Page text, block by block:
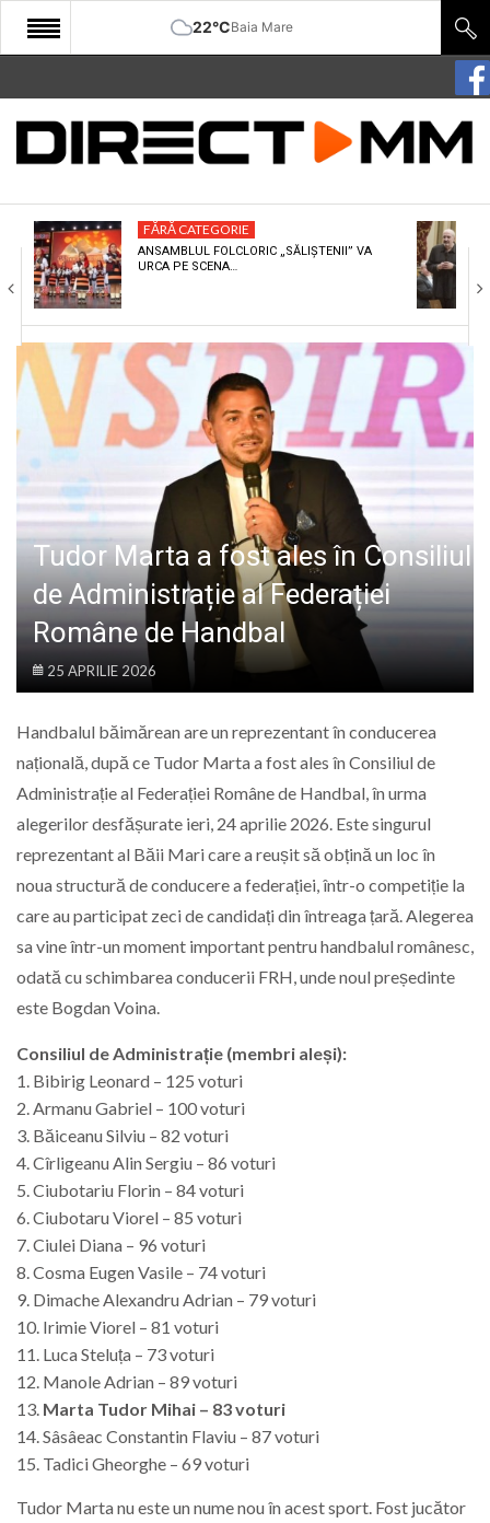
22°CBaia Mare
START
COMUNITATE
CULTURA
ECONOMIE
SANATATE
SPORT
SPECIAL
POLITIC
LIFE
FĂRĂ CATEGORIE
ANSAMBLUL FOLCLORIC „SĂLIȘTENII” VA
URCA PE SCENA…
Tudor Marta a fost ales în Consiliul
de Administrație al Federației
Române de Handbal
25 APRILIE 2026
Handbalul băimărean are un reprezentant în conducerea
națională, după ce Tudor Martaa fost ales în Consiliul de
Administrație al Federației Române de Handbal, în urma
alegerilor desfășurate ieri, 24 aprilie 2026. Este singurul
reprezentant al Băii Mari care a reușit să obțină un loc în
noua structură de conducere a federației, într-o competiție la
care au participat zeci de candidați din întreaga țară. Alegerea
sa vine într-un moment important pentru handbalul românesc,
odată cu schimbarea conducerii FRH, unde noul președinte
este Bogdan Voina.
Consiliul de Administrație (membri aleși):
1. Bibirig Leonard – 125 voturi
2. Armanu Gabriel – 100 voturi
3. Băiceanu Silviu – 82 voturi
4. Cîrligeanu Alin Sergiu – 86 voturi
5. Ciubotariu Florin – 84 voturi
6. Ciubotaru Viorel – 85 voturi
7. Ciulei Diana – 96 voturi
8. Cosma Eugen Vasile – 74 voturi
9. Dimache Alexandru Adrian – 79 voturi
10. Irimie Viorel – 81 voturi
11. Luca Steluța – 73 voturi
12. Manole Adrian – 89 voturi
13. Marta Tudor Mihai – 83 voturi
14. Sâsâeac Constantin Flaviu – 87 voturi
15. Tadici Gheorghe – 69 voturi
Tudor Marta nu este un nume nou în acest sport. Fost jucător